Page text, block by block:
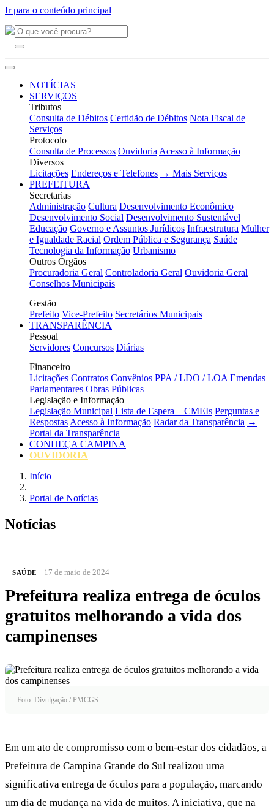
Ir para o conteúdo principal
NOTÍCIAS
SERVIÇOS
Tributos
Consulta de Débitos Certidão de Débitos Nota Fiscal de
Serviços
Protocolo
Consulta de Processos Ouvidoria Acesso à Informação
Diversos
Licitações Endereços e Telefones → Mais Serviços
PREFEITURA
Secretarias
Administração Cultura Desenvolvimento Econômico
Desenvolvimento Social Desenvolvimento Sustentável
Educação Governo e Assuntos Jurídicos Infraestrutura Mulher
e Igualdade Racial Ordem Pública e Segurança Saúde
Tecnologia da Informação Urbanismo
Outros Órgãos
Procuradoria Geral Controladoria Geral Ouvidoria Geral
Conselhos Municipais
Gestão
Prefeito Vice-Prefeito Secretários Municipais
TRANSPARÊNCIA
Pessoal
Servidores Concursos Diárias
Financeiro
Licitações Contratos Convênios PPA / LDO / LOA Emendas
Parlamentares Obras Públicas
Legislação e Informação
Legislação Municipal Lista de Espera – CMEIs Perguntas e
Respostas Acesso à Informação Radar da Transparência →
Portal da Transparência
CONHEÇA CAMPINA
OUVIDORIA
Início
Portal de Notícias
Notícias
SAÚDE 17 de maio de 2024
Prefeitura realiza entrega de óculos
gratuitos melhorando a vida dos
campinenses
Foto: Divulgação / PMCGS
Em um ato de compromisso com o bem-estar dos cidadãos, a
Prefeitura de Campina Grande do Sul realizou uma
significativa entrega de óculos para a população, marcando
um dia de mudança na vida de muitos. A iniciativa, que na